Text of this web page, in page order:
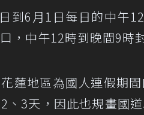
到6月1日每日的中午
，中午12時到晚間9時
蓮地區為國人連假期
、3天，因此也規畫國